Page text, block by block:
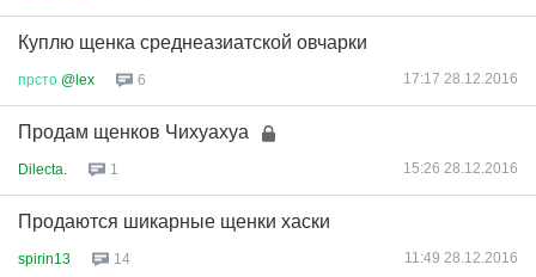
Куплю щенка среднеазиатской овчарки
прсто @lex 6 17:17 28.12.2016
Продам щенков Чихуахуа
Dilecta. 1 15:26 28.12.2016
Продаются шикарные щенки хаски
spirin13 14 11:49 28.12.2016